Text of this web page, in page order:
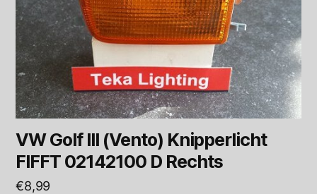
VW Golf III (Vento) Knipperlicht
FIFFT 02142100 D Rechts
€8,99